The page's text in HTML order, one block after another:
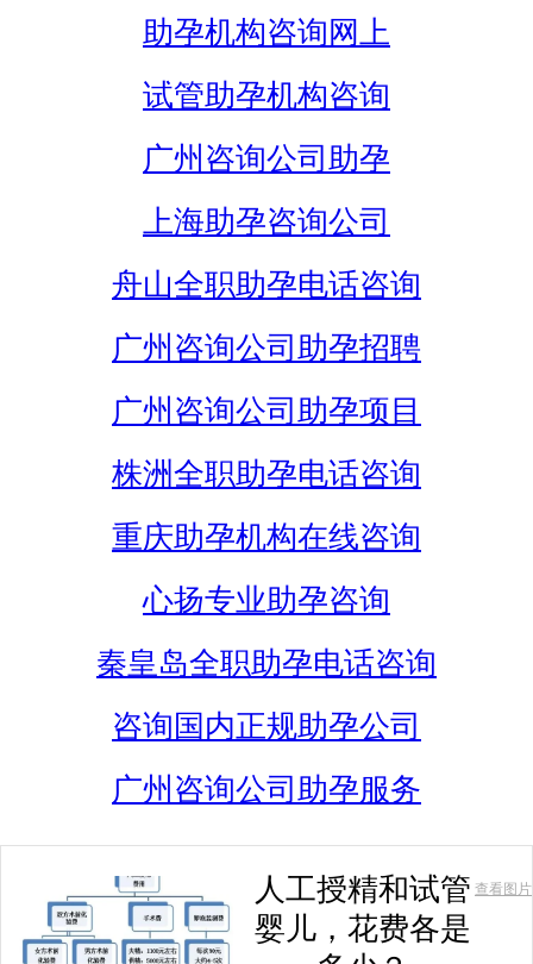
助孕机构咨询网上
试管助孕机构咨询
广州咨询公司助孕
上海助孕咨询公司
舟山全职助孕电话咨询
广州咨询公司助孕招聘
广州咨询公司助孕项目
株洲全职助孕电话咨询
重庆助孕机构在线咨询
心扬专业助孕咨询
秦皇岛全职助孕电话咨询
咨询国内正规助孕公司
广州咨询公司助孕服务
人工授精和试管
婴儿，花费各是
查看图片